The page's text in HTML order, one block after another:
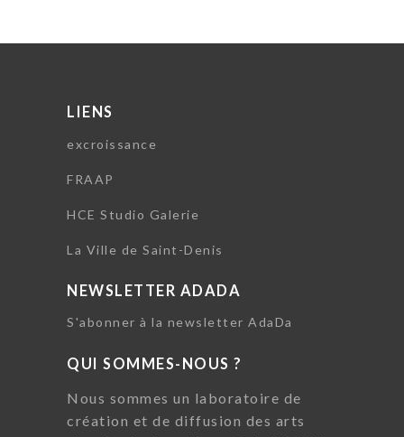
LIENS
excroissance
FRAAP
HCE Studio Galerie
La Ville de Saint-Denis
NEWSLETTER ADADA
S'abonner à la newsletter AdaDa
QUI SOMMES-NOUS ?
Nous sommes un laboratoire de
création et de diffusion des arts